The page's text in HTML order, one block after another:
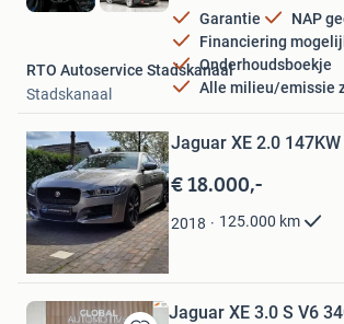
Garantie
NAP
Financiering
Onderhoudsboekje
Alle milieu/emissie
RTO Autoservice Stadskanaal
Stadskanaal
Bewaren
Mijn
FavorietenJaguar XE 2.0
€ 18.000,-
2018 125.000 km
DMG
Arnhem
Jaguar XE 3.0 S V6